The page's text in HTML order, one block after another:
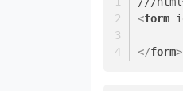
<form
</form>